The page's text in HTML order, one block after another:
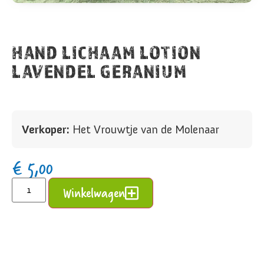
HAND LICHAAM LOTION
LAVENDEL GERANIUM
Verkoper: Het Vrouwtje van de Molenaar
€ 5,00
Winkelwagen